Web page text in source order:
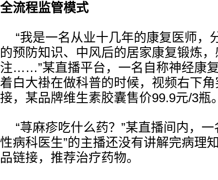
全流程监管模式
“我是一名从业十几年的康复医师，
的预防知识、中风后的居家康复锻炼
注……”某直播平台，一名自称神经康
着白大褂在做科普的时候，视频右下
接，某品牌维生素胶囊售价99.9元/3瓶
“荨麻疹吃什么药？”某直播间内，
性病科医生”的主播还没有讲解完病理
品链接，推荐治疗药物。